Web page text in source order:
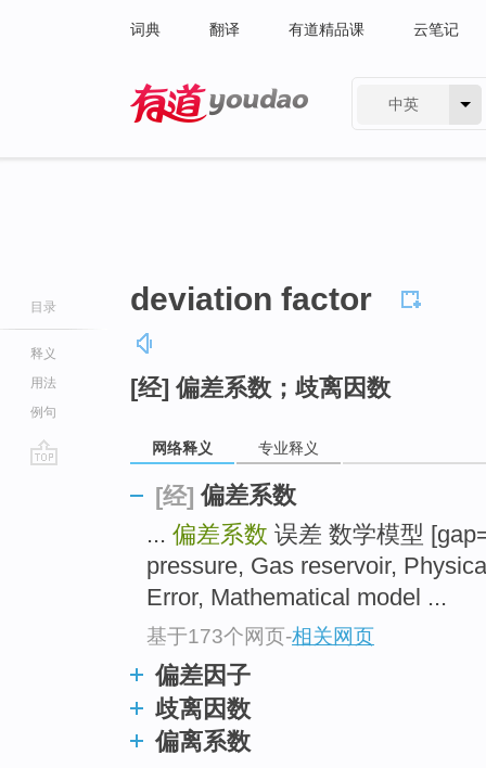
词典 翻译 有道精品课 云笔记
中英
目录
释义
用法
例句
deviation factor
[经] 偏差系数；歧离因数
网络释义 专业释义
[经] 偏差系数
... 偏差系数 误差 数学模型
pressure, Gas reservoir,
Error, Mathematical model ...
基于173个网页-相关网页
偏差因子
歧离因数
偏离系数